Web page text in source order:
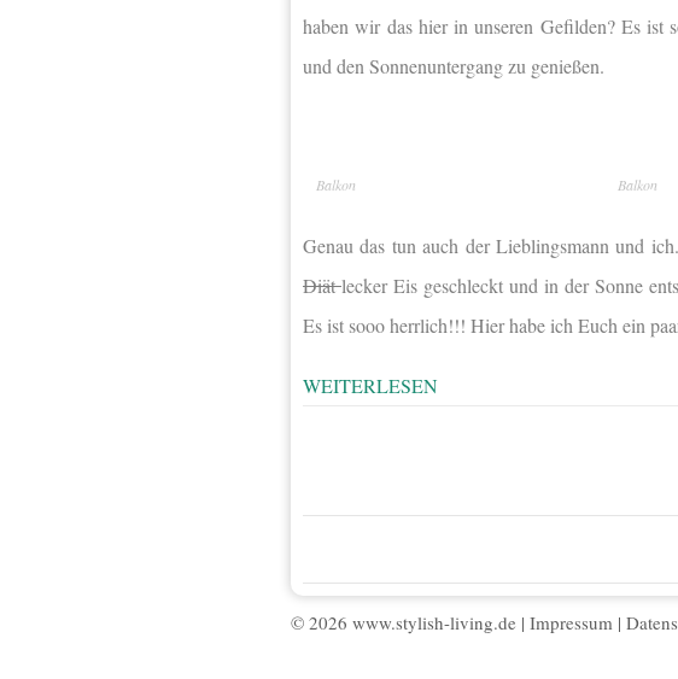
haben wir das hier in unseren Gefilden? Es ist
und den Sonnenuntergang zu genießen.
Balkon Balkon
Genau das tun auch der Lieblingsmann und
Diätlecker Eis geschleckt und in der Sonne
Es ist sooo herrlich!!! Hier habe ich Euch ein
WEITERLESEN
© 2026 www.stylish-living.de | Impressum |